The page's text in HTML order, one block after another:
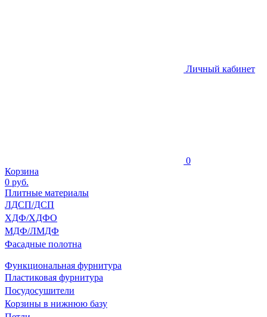
Личный кабинет
0
Корзина
0 руб.
Плитные материалы
ЛДСП/ДСП
ХДФ/ХДФО
МДФ/ЛМДФ
Фасадные полотна
Функциональная фурнитура
Пластиковая фурнитура
Посудосушители
Корзины в нижнюю базу